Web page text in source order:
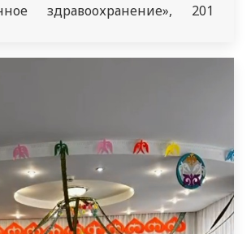
здравоохранение», 201
специализированный дом
большую и важную
за детьми.…